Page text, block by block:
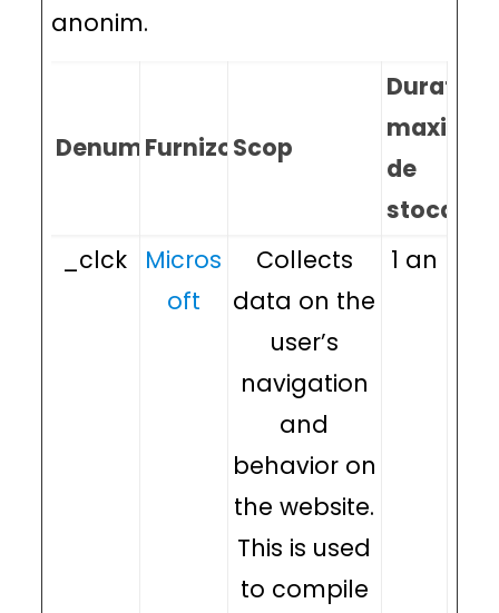
anonim.
DenumireFurnizorScop
Durata
maximă
de
stocare
_clck
Micros
oft
Collects
data on the
user’s
navigation
and
behavior on
the website.
This is used
to compile
1 an